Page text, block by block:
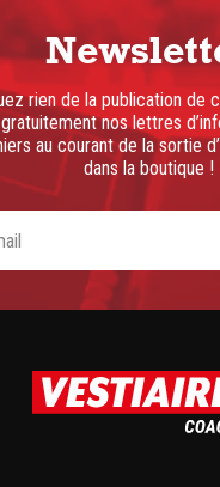
rien de la publication de
nos lettres
au courant de la sortie
dans la boutique !